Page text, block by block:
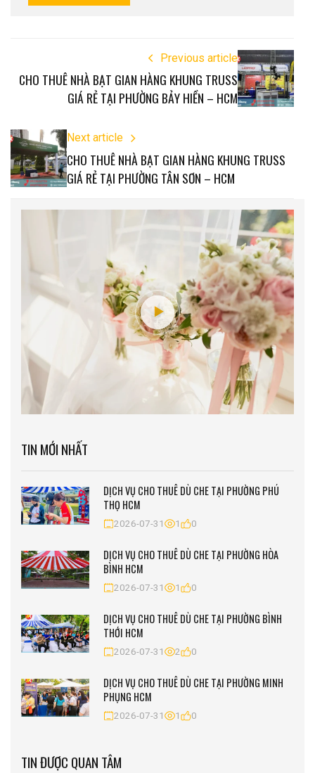
Previous article
CHO THUÊ NHÀ BẠT GIAN HÀNG KHUNG TRUSS
GIÁ RẺ TẠI PHƯỜNG BẢY HIỀN – HCM
Next article
CHO THUÊ NHÀ BẠT GIAN HÀNG KHUNG TRUSS
GIÁ RẺ TẠI PHƯỜNG TÂN SƠN – HCM
TIN MỚI NHẤT
DỊCH VỤ CHO THUÊ DÙ CHE TẠI PHƯỜNG PHÚ
THỌ HCM
2026-07-31 1 0
DỊCH VỤ CHO THUÊ DÙ CHE TẠI PHƯỜNG HÒA
BÌNH HCM
2026-07-31 1 0
DỊCH VỤ CHO THUÊ DÙ CHE TẠI PHƯỜNG BÌNH
THỚI HCM
2026-07-31 2 0
DỊCH VỤ CHO THUÊ DÙ CHE TẠI PHƯỜNG MINH
PHỤNG HCM
2026-07-31 1 0
TIN ĐƯỢC QUAN TÂM